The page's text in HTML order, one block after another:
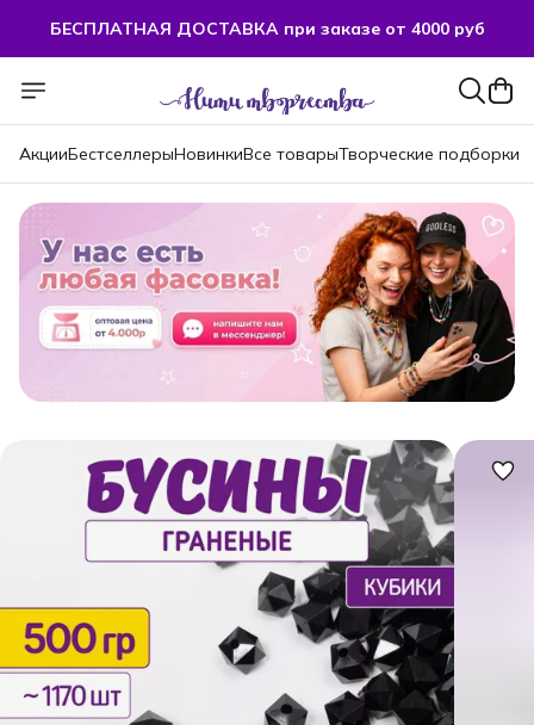
БЕСПЛАТНАЯ ДОСТАВКА при заказе от 4000 руб
БЕСПЛАТНАЯ ДОСТАВКА при заказе от 4000 руб
АкцииБестселлерыНовинкиВсе товарыТворческие подборки